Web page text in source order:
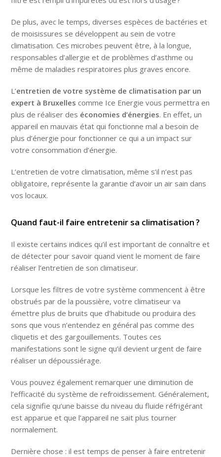
De plus, avec le temps, diverses espèces de bactéries et
de moisissures se développent au sein de votre
climatisation. Ces microbes peuvent être, à la longue,
responsables d’allergie et de problèmes d’asthme ou
même de maladies respiratoires plus graves encore.
L’entretien de votre système de climatisation par un
expert à Bruxelles comme Ice Energie vous permettra en
plus de réaliser des économies d’énergies. En effet, un
appareil en mauvais état qui fonctionne mal a besoin de
plus d’énergie pour fonctionner ce qui a un impact sur
votre consommation d’énergie.
L’entretien de votre climatisation, même s’il n’est pas
obligatoire, représente la garantie d’avoir un air sain dans
vos locaux.
Quand faut-il faire entretenir sa climatisation ?
Il existe certains indices qu’il est important de connaître et
de détecter pour savoir quand vient le moment de faire
réaliser l’entretien de son climatiseur.
Lorsque les filtres de votre système commencent à être
obstrués par de la poussière, votre climatiseur va
émettre plus de bruits que d’habitude ou produira des
sons que vous n’entendez en général pas comme des
cliquetis et des gargouillements. Toutes ces
manifestations sont le signe qu’il devient urgent de faire
réaliser un dépoussiérage.
Vous pouvez également remarquer une diminution de
l’efficacité du système de refroidissement. Généralement,
cela signifie qu’une baisse du niveau du fluide réfrigérant
est apparue et que l’appareil ne sait plus tourner
normalement.
Dernière chose : il est temps de penser à faire entretenir